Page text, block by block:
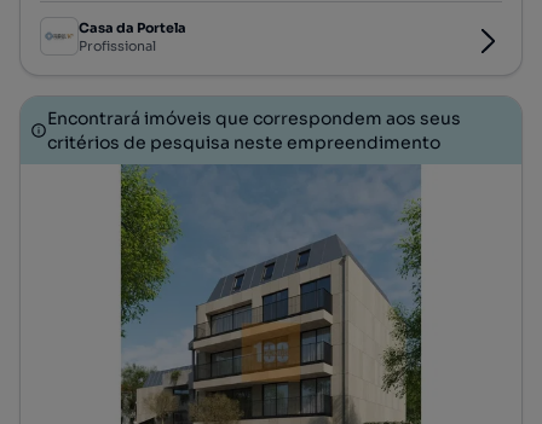
Casa da Portela
Profissional
Encontrará imóveis que correspondem aos seus
critérios de pesquisa neste empreendimento